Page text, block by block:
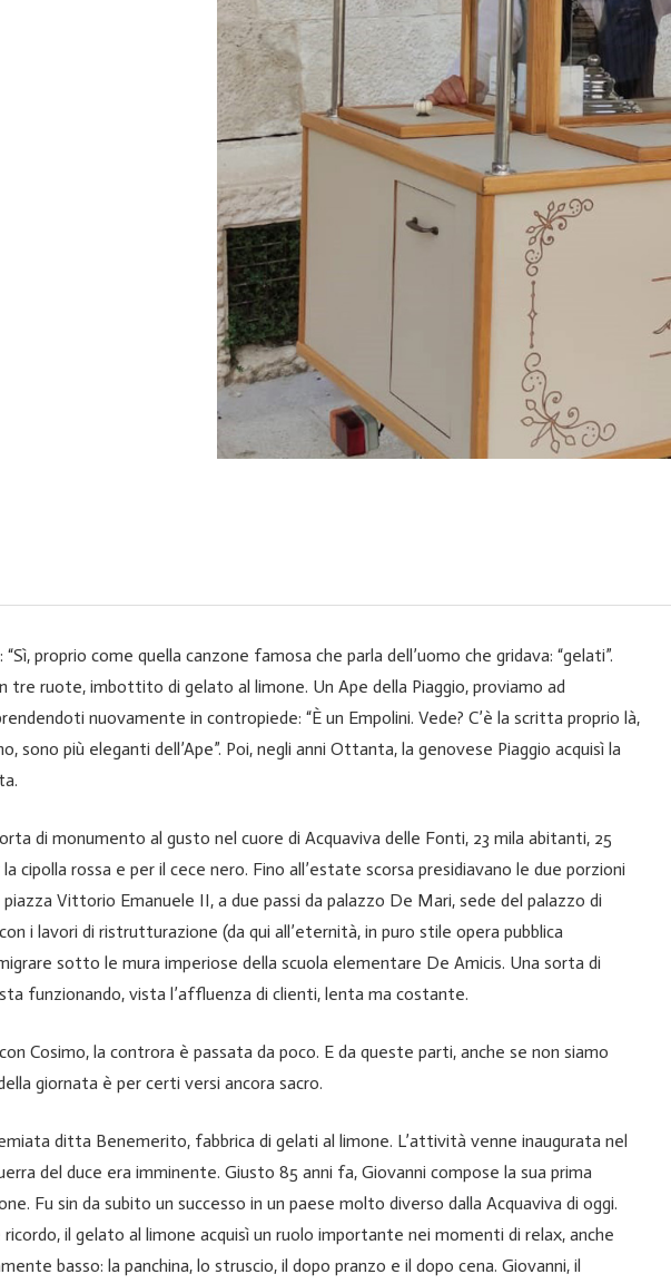
proprio come quella canzone famosa che parla dell’uomo che gridava: “gelati”.
tre ruote, imbottito di gelato al limone. Un Ape della Piaggio, proviamo ad
nuovamente in contropiede: “È un Empolini. Vede? C’è la scritta proprio là,
sono più eleganti dell’Ape”. Poi, negli anni Ottanta, la genovese Piaggio acquisì la
di monumento al gusto nel cuore di Acquaviva delle Fonti, 23 mila abitanti, 25
cipolla rossa e per il cece nero. Fino all’estate scorsa presidiavano le due porzioni
piazza Vittorio Emanuele II, a due passi da palazzo De Mari, sede del palazzo di
i lavori di ristrutturazione (da qui all’eternità, in puro stile opera pubblica
sotto le mura imperiose della scuola elementare De Amicis. Una sorta di
funzionando, vista l’affluenza di clienti, lenta ma costante.
Cosimo, la controra è passata da poco. E da queste parti, anche se non siamo
giornata è per certi versi ancora sacro.
ditta Benemerito, fabbrica di gelati al limone. L’attività venne inaugurata nel
del duce era imminente. Giusto 85 anni fa, Giovanni compose la sua prima
Fu sin da subito un successo in un paese molto diverso dalla Acquaviva di oggi.
il gelato al limone acquisì un ruolo importante nei momenti di relax, anche
basso: la panchina, lo struscio, il dopo pranzo e il dopo cena. Giovanni, il